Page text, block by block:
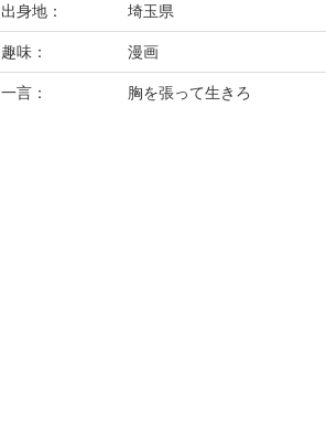
出身地： 埼玉県
趣味： 漫画
一言： 胸を張って生きろ